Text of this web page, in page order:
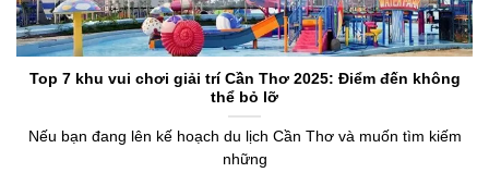
Top 7 khu vui chơi giải trí Cần Thơ 2025: Điểm đến không
thể bỏ lỡ
Nếu bạn đang lên kế hoạch du lịch Cần Thơ và muốn tìm kiếm
những